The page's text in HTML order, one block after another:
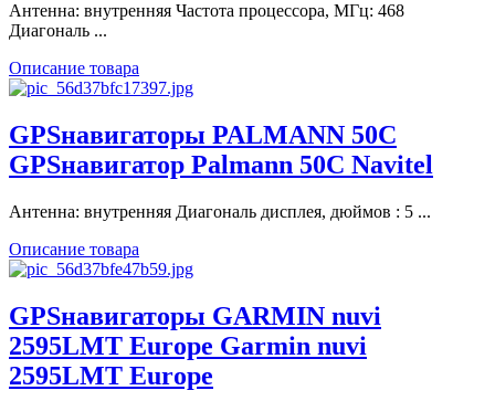
Антенна: внутренняя Частота процессора, МГц: 468
Диагональ ...
Описание товара
GPSнавигаторы PALMANN 50C
GPSнавигатор Palmann 50C Navitel
Антенна: внутренняя Диагональ дисплея, дюймов : 5 ...
Описание товара
GPSнавигаторы GARMIN nuvi
2595LMT Europe Garmin nuvi
2595LMT Europe